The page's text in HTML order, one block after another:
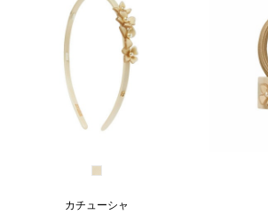
カチューシャ